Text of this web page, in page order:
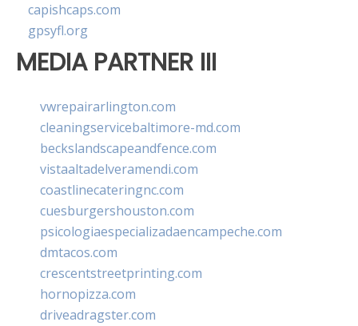
capishcaps.com
gpsyfl.org
MEDIA PARTNER III
vwrepairarlington.com
cleaningservicebaltimore-md.com
beckslandscapeandfence.com
vistaaltadelveramendi.com
coastlinecateringnc.com
cuesburgershouston.com
psicologiaespecializadaencampeche.com
dmtacos.com
crescentstreetprinting.com
hornopizza.com
driveadragster.com